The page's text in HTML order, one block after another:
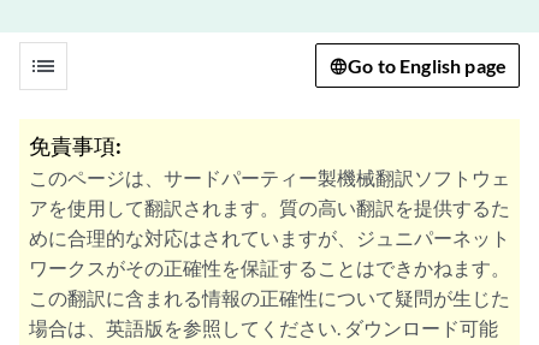
list Go to English page
免責事項:
このページは、サードパーティー製機械翻訳ソフトウェ
アを使用して翻訳されます。質の高い翻訳を提供するた
めに合理的な対応はされていますが、ジュニパーネット
ワークスがその正確性を保証することはできかねます。
この翻訳に含まれる情報の正確性について疑問が生じた
場合は、英語版を参照してください. ダウンロード可能